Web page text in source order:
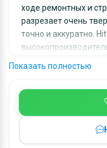
ходе ремонтных и
разрезает очень
точно и аккуратно.
Скорость на
длина 633 мм Вес 11.5
Показать полностью